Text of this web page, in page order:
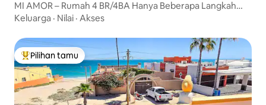
MI AMOR – Rumah 4 BR/4BA Hanya Beberapa Langkah
Dari Pantai
Keluarga · Nilai · Akses
Pilihan tamu terpopuler
Pilihan tamu